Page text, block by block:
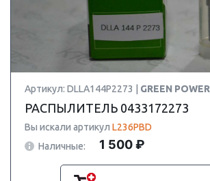
Артикул: DLLA144P2273 | GREEN POWER
РАСПЫЛИТЕЛЬ 0433172273
Вы искали артикул L236PBD
Наличные:
1 500 ₽